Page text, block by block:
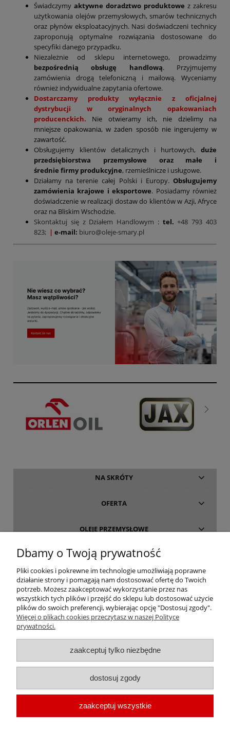
Świadczymy aktywne doradztwo produktowe z zakresu
użytkowania olejów przemysłowych, smarów technicznych
oraz płynów eksploatacyjnych. Nasi doświadczeni technicy
zaproponują optymalne rozwiązania dostosowane do
specyfiki danego przypadku.
Niezależnie od sklepu internetowego, prowadzimy
bezpośrednią obsługę handlową. Przyjmujemy
zamówienia drogą telefoniczną i mailową. Wyceniamy
również indywidualne zapytania ofertowe.
Dostarczamy produkty wyłącznie z oficjalnej
dystrybucji w oryginalnych opakowaniach
producenckich. Nie otwieramy ich, nie dzielimy na
mniejsze opakowania, w żaden sposób nie ingerujemy w
zawartość.
Obsługujemy klientów detalicznych i hurtowych, duże
przedsiębiorstwa przemysłowe oraz małe i
średnie firmy produkcyjne, rzemieślnicze i usługowe.
Działamy na terenie całej Polski i Europy. Obsługujemy
zamówienia krajowe i eksportowe. Posiadamy również
doświadczenie w realizacji dostaw do klientów w Azji, Afryce
oraz na Bliskim Wschodzie.
Skontaktuj się z Działem Handlowym : tel.+48 793 403
823; | e-mail: biuro@oleje-smary.pl
NA SKRÓTY
OFERTA
OLEJE PRZEMYSŁOWE
INFORMACJE
O FIRMIE
| Platforma zakupowa środków smarnych firmy ALVESTA |
Oleje przemysłowe | Smary dla przemysłu spożywczego | Olej do sprężarek
prowadnic | Smar Fuchs | Smar Shell | Oleje Eni AGIP | Smar JAX
Dbamy o Twoją prywatność
Pliki cookies i pokrewne im technologie umożliwiają poprawne
działanie strony i pomagają nam dostosować ofertę do Twoich
potrzeb. Możesz zaakceptować wykorzystanie przez nas
wszystkich tych plików i przejść do sklepu lub dostosować użycie
plików do swoich preferencji, wybierając opcję "Dostosuj zgody".
Więcej o plikach cookies przeczytasz w naszej Polityce
prywatności.
zaakceptuj tylko niezbędne
dostosuj zgody
zaakceptuj wszystkie